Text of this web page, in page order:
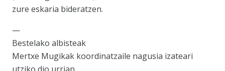
zure eskaria bideratzen.
—
Bestelako albisteak
Mertxe Mugikak koordinatzaile nagusia izateari